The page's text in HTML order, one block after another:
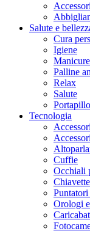
Salute e
Cura
Igiene
Manicure
Palline
Relax
Salute
Tecnologia
Cuffie
Occhiali
Puntatori
Orologi